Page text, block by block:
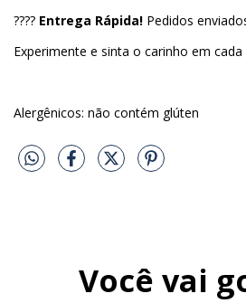
???? Entrega Rápida! Pedidos
Experimente e sinta o carinho em cada
Alergênicos: não contém glúten
Você vai